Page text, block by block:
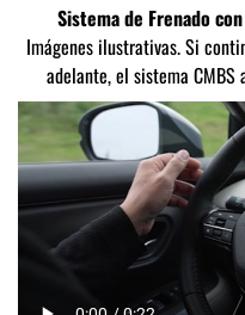
Sistema de Frenado
Imágenes ilustrativas. Si
adelante, el sistema